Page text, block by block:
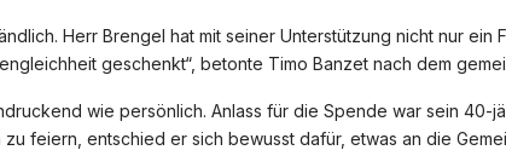
Herr Brengel hat mit seiner Unterstützung nicht nur
geschenkt“, betonte Timo Banzet nach dem
wie persönlich. Anlass für die Spende war sein 40-
feiern, entschied er sich bewusst dafür, etwas an die